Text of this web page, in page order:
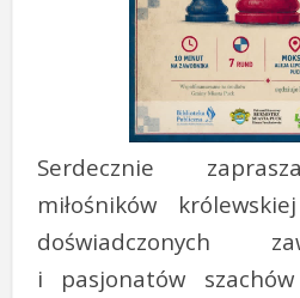
Serdecznie
miłośników
doświadczonych
i pasjonatów